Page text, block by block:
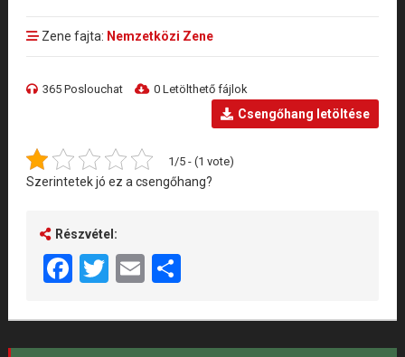
Zene fajta: Nemzetközi Zene
365 Poslouchat 0 Letölthető fájlok
Csengőhang letöltése
1/5 - (1 vote)
Szerintetek jó ez a csengőhang?
Részvétel:
Facebook
Twitter
EmailShare